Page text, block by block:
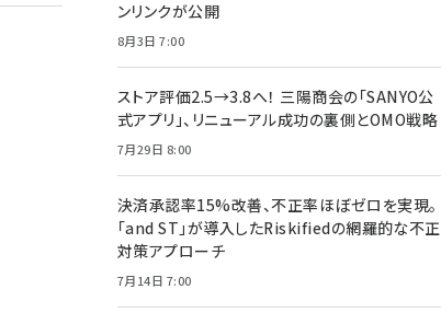
ンリンクが公開
8月3日 7:00
ストア評価2.5→3.8へ！ 三陽商会の「SANYO公
式アプリ」、リニューアル成功の裏側とOMO戦略
7月29日 8:00
決済承認率15%改善、不正率ほぼゼロを実現。
「and ST」が導入したRiskifiedの網羅的な不正
対策アプローチ
7月14日 7:00